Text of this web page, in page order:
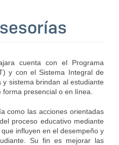
cuenta con el Programa
y con el Sistema Integral de
sistema brindan al estudiante
presencial o en línea.
como las acciones orientadas
proceso educativo mediante
influyen en el desempeño y
Su fin es mejorar las